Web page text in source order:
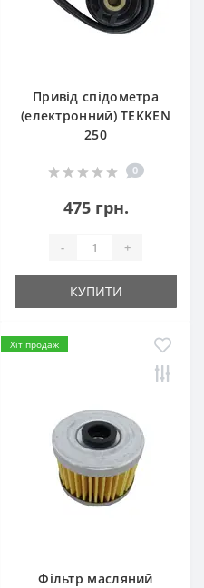
Привід спідометра
(електронний) TEKKEN
250
0
475 грн.
- +
КУПИТИ
Хіт продаж
Фільтр масляний